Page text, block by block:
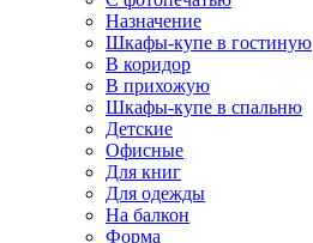
Назначение
Шкафы-купе в гостиную
В коридор
В прихожую
Шкафы-купе в спальню
Детские
Офисные
Для книг
Для одежды
На балкон
Форма